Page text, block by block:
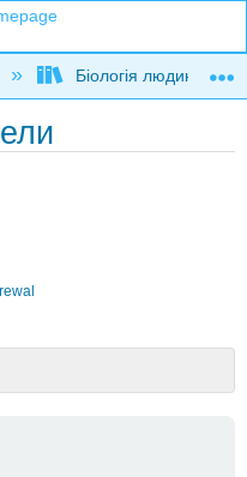
hierarchy
Біологія людини